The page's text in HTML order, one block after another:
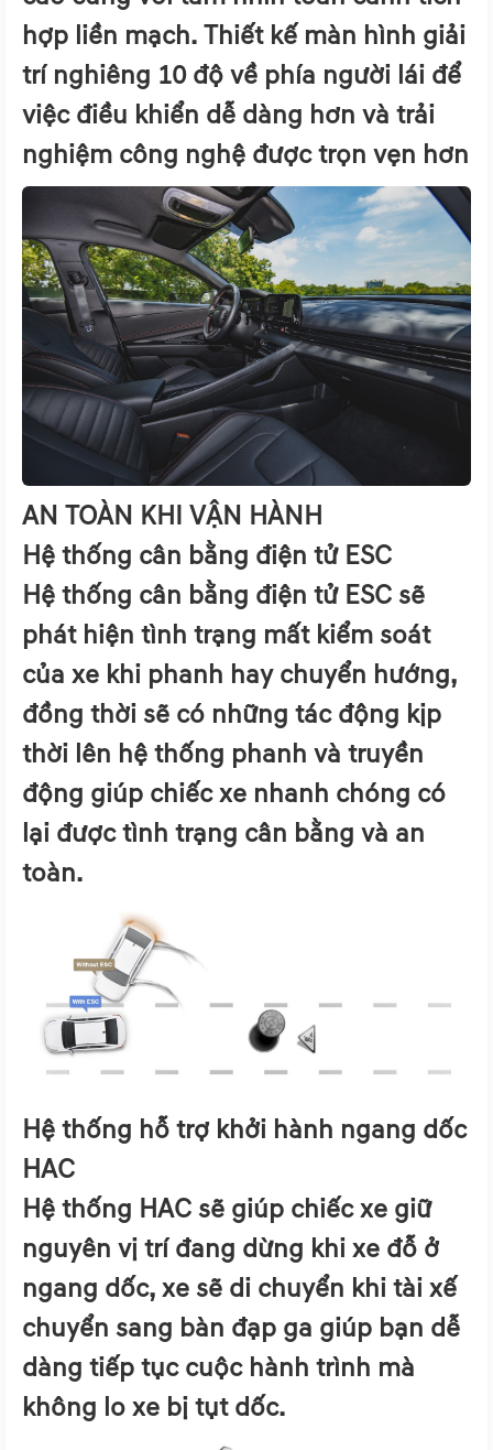
hợp liền mạch. Thiết kế màn hình giải
trí nghiêng 10 độ về phía người lái để
việc điều khiển dễ dàng hơn và trải
nghiệm công nghệ được trọn vẹn hơn
AN TOÀN KHI VẬN HÀNH
Hệ thống cân bằng điện tử ESC
Hệ thống cân bằng điện tử ESC sẽ
phát hiện tình trạng mất kiểm soát
của xe khi phanh hay chuyển hướng,
đồng thời sẽ có những tác động kịp
thời lên hệ thống phanh và truyền
động giúp chiếc xe nhanh chóng có
lại được tình trạng cân bằng và an
toàn.
Hệ thống hỗ trợ khởi hành ngang dốc
HAC
Hệ thống HAC sẽ giúp chiếc xe giữ
nguyên vị trí đang dừng khi xe đỗ ở
ngang dốc, xe sẽ di chuyển khi tài xế
chuyển sang bàn đạp ga giúp bạn dễ
dàng tiếp tục cuộc hành trình mà
không lo xe bị tụt dốc.